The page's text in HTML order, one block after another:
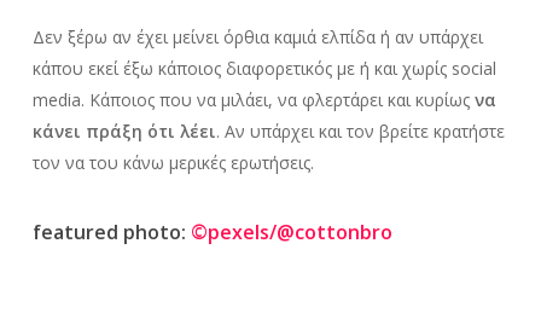
Δεν ξέρω αν έχει μείνει όρθια καμιά ελπίδα ή αν υπάρχει
κάπου εκεί έξω κάποιος διαφορετικός με ή και χωρίς social
media. Κάποιος που να μιλάει, να φλερτάρει και κυρίως να
κάνει πράξη ότι λέει. Αν υπάρχει και τον βρείτε κρατήστε
τον να του κάνω μερικές ερωτήσεις.
featured photo: ©pexels/@cottonbro